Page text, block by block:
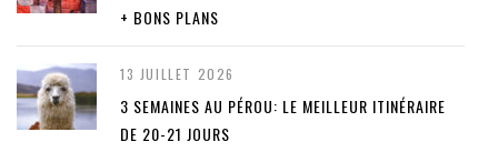
+ BONS PLANS
13 JUILLET 2026
3 SEMAINES AU PÉROU: LE MEILLEUR ITINÉRAIRE
DE 20-21 JOURS